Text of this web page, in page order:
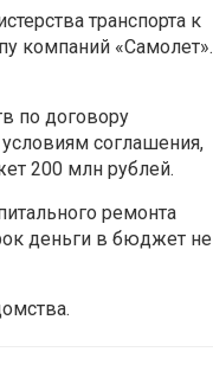
транспорта к
компаний «Самолет».
по договору
соглашения,
200 млн рублей.
ремонта
деньги в бюджет не